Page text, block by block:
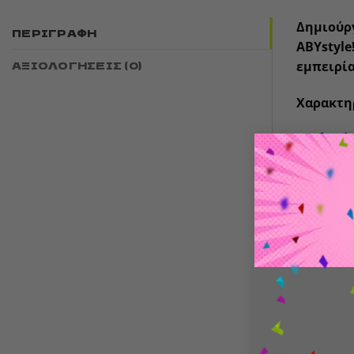
ΠΕΡΙΓΡΑΦΉ
ΑΞΙΟΛΟΓΉΣΕΙΣ (0)
Κερί
Αυτό